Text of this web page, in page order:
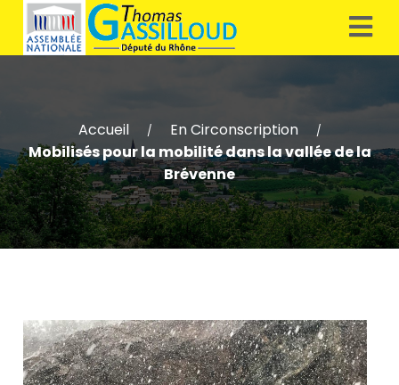
Accueil / En Circonscription /
Mobilisés pour la mobilité dans la vallée de la
Brévenne